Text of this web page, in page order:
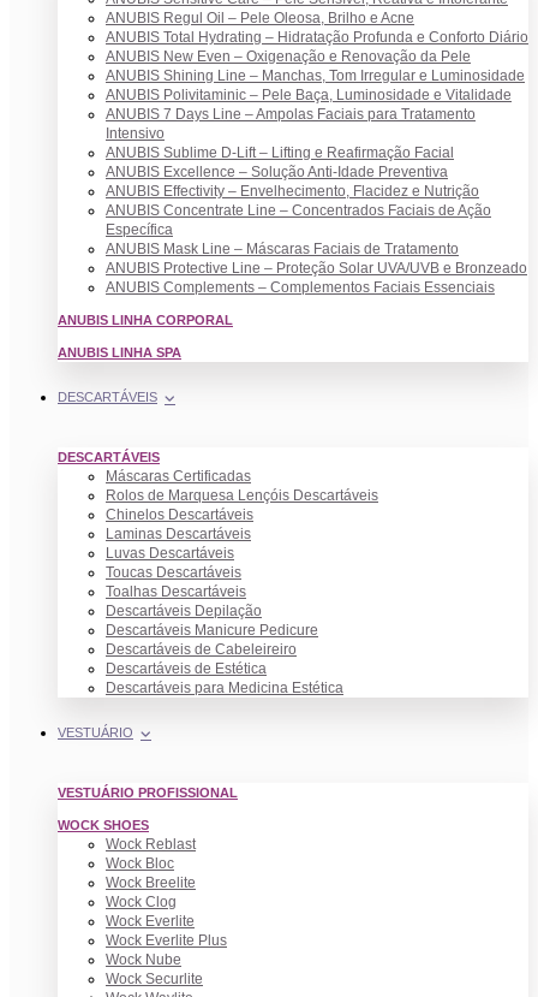
ANUBIS Regul Oil – Pele Oleosa, Brilho e Acne
ANUBIS Total Hydrating – Hidratação Profunda e Conforto Diário
ANUBIS New Even – Oxigenação e Renovação da Pele
ANUBIS Shining Line – Manchas, Tom Irregular e Luminosidade
ANUBIS Polivitaminic – Pele Baça, Luminosidade e Vitalidade
ANUBIS 7 Days Line – Ampolas Faciais para Tratamento
Intensivo
ANUBIS Sublime D-Lift – Lifting e Reafirmação Facial
ANUBIS Excellence – Solução Anti-Idade Preventiva
ANUBIS Effectivity – Envelhecimento, Flacidez e Nutrição
ANUBIS Concentrate Line – Concentrados Faciais de Ação
Específica
ANUBIS Mask Line – Máscaras Faciais de Tratamento
ANUBIS Protective Line – Proteção Solar UVA/UVB e Bronzeado
ANUBIS Complements – Complementos Faciais Essenciais
ANUBIS LINHA CORPORAL
ANUBIS LINHA SPA
DESCARTÁVEIS
DESCARTÁVEIS
Máscaras Certificadas
Rolos de Marquesa Lençóis Descartáveis
Chinelos Descartáveis
Laminas Descartáveis
Luvas Descartáveis
Toucas Descartáveis
Toalhas Descartáveis
Descartáveis Depilação
Descartáveis Manicure Pedicure
Descartáveis de Cabeleireiro
Descartáveis de Estética
Descartáveis para Medicina Estética
VESTUÁRIO
VESTUÁRIO PROFISSIONAL
WOCK SHOES
Wock Reblast
Wock Bloc
Wock Breelite
Wock Clog
Wock Everlite
Wock Everlite Plus
Wock Nube
Wock Securlite